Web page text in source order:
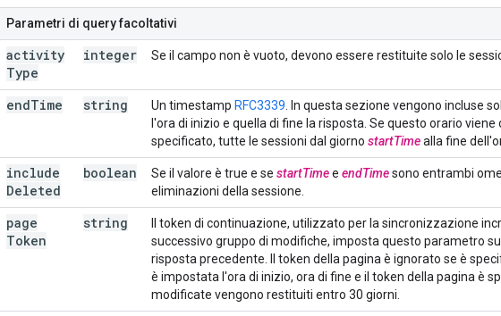
Parametri di query facoltativi
activity
Type
integer Se il campo non è vuoto, devono essere restituite solo le
endTime string Un timestamp RFC3339 . In questa sezione vengono incluse
l'ora di inizio e quella di fine la risposta. Se questo orario viene
specificato, tutte le sessioni dal giorno startTimealla fine
include
Deleted
boolean Se il valore è true e se startTimee endTimesono entrambi
eliminazioni della sessione.
page
Token
string
Il token di continuazione, utilizzato per la sincronizzazione
successivo gruppo di modifiche, imposta questo parametro
risposta precedente. Il token della pagina è ignorato se è
è impostata l'ora di inizio, ora di fine e il token della pagina è
modificate vengono restituiti entro 30 giorni.